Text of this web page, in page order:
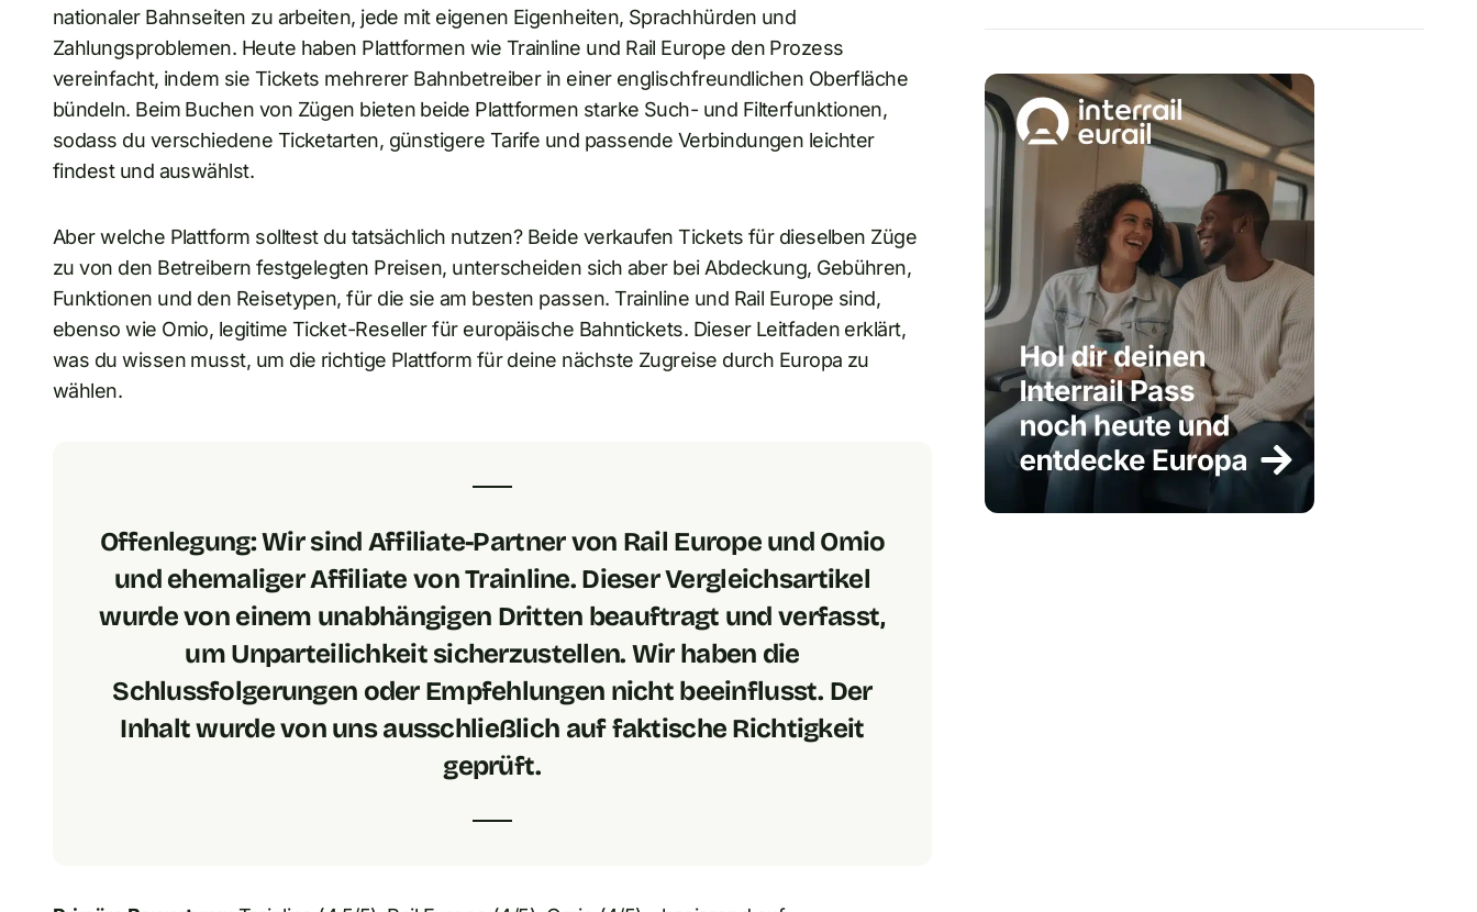
nationaler Bahnseiten zu arbeiten, jede mit eigenen Eigenheiten, Sprachhürden und
Zahlungsproblemen. Heute haben Plattformen wie Trainline und Rail Europe den Prozess
vereinfacht, indem sie Tickets mehrerer Bahnbetreiber in einer englischfreundlichen Oberfläche
bündeln. Beim Buchen von Zügen bieten beide Plattformen starke Such- und Filterfunktionen,
sodass du verschiedene Ticketarten, günstigere Tarife und passende Verbindungen leichter
findest und auswählst.
Aber welche Plattform solltest du tatsächlich nutzen? Beide verkaufen Tickets für dieselben Züge
zu von den Betreibern festgelegten Preisen, unterscheiden sich aber bei Abdeckung, Gebühren,
Funktionen und den Reisetypen, für die sie am besten passen. Trainline und Rail Europe sind,
ebenso wie Omio, legitime Ticket-Reseller für europäische Bahntickets. Dieser Leitfaden erklärt,
was du wissen musst, um die richtige Plattform für deine nächste Zugreise durch Europa zu
wählen.
Offenlegung:Wir sind Affiliate-Partner von Rail Europe und Omio
und ehemaliger Affiliate von Trainline. Dieser Vergleichsartikel
wurde von einem unabhängigen Dritten beauftragt und verfasst,
um Unparteilichkeit sicherzustellen. Wir haben die
Schlussfolgerungen oder Empfehlungen nicht beeinflusst. Der
Inhalt wurde von uns ausschließlich auf faktische Richtigkeit
geprüft.